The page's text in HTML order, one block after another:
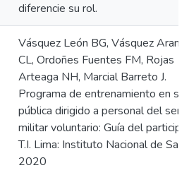
diferencie su rol.
Vásquez León BG, Vásquez
CL, Ordoñes Fuentes FM, Rojas
Arteaga NH, Marcial Barreto J.
Programa de entrenamiento en
pública dirigido a personal del
militar voluntario: Guía del
T.I. Lima: Instituto Nacional de
2020